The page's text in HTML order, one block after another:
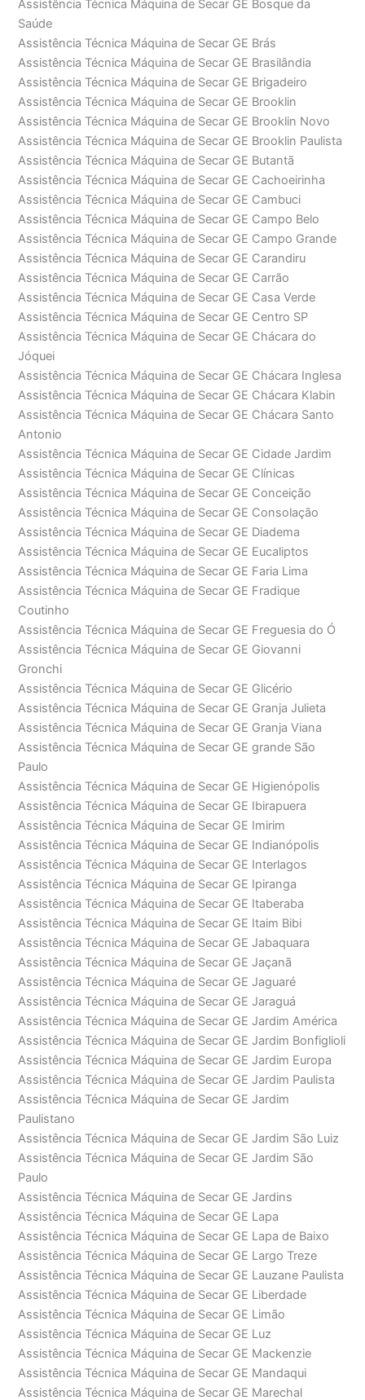
Assistência Técnica Máquina de Secar GE Bosque da
Saúde
Assistência Técnica Máquina de Secar GE Brás
Assistência Técnica Máquina de Secar GE Brasilândia
Assistência Técnica Máquina de Secar GE Brigadeiro
Assistência Técnica Máquina de Secar GE Brooklin
Assistência Técnica Máquina de Secar GE Brooklin Novo
Assistência Técnica Máquina de Secar GE Brooklin Paulista
Assistência Técnica Máquina de Secar GE Butantã
Assistência Técnica Máquina de Secar GE Cachoeirinha
Assistência Técnica Máquina de Secar GE Cambuci
Assistência Técnica Máquina de Secar GE Campo Belo
Assistência Técnica Máquina de Secar GE Campo Grande
Assistência Técnica Máquina de Secar GE Carandiru
Assistência Técnica Máquina de Secar GE Carrão
Assistência Técnica Máquina de Secar GE Casa Verde
Assistência Técnica Máquina de Secar GE Centro SP
Assistência Técnica Máquina de Secar GE Chácara do
Jóquei
Assistência Técnica Máquina de Secar GE Chácara Inglesa
Assistência Técnica Máquina de Secar GE Chácara Klabin
Assistência Técnica Máquina de Secar GE Chácara Santo
Antonio
Assistência Técnica Máquina de Secar GE Cidade Jardim
Assistência Técnica Máquina de Secar GE Clínicas
Assistência Técnica Máquina de Secar GE Conceição
Assistência Técnica Máquina de Secar GE Consolação
Assistência Técnica Máquina de Secar GE Diadema
Assistência Técnica Máquina de Secar GE Eucaliptos
Assistência Técnica Máquina de Secar GE Faria Lima
Assistência Técnica Máquina de Secar GE Fradique
Coutinho
Assistência Técnica Máquina de Secar GE Freguesia do Ó
Assistência Técnica Máquina de Secar GE Giovanni
Gronchi
Assistência Técnica Máquina de Secar GE Glicério
Assistência Técnica Máquina de Secar GE Granja Julieta
Assistência Técnica Máquina de Secar GE Granja Viana
Assistência Técnica Máquina de Secar GE grande São
Paulo
Assistência Técnica Máquina de Secar GE Higienópolis
Assistência Técnica Máquina de Secar GE Ibirapuera
Assistência Técnica Máquina de Secar GE Imirim
Assistência Técnica Máquina de Secar GE Indianópolis
Assistência Técnica Máquina de Secar GE Interlagos
Assistência Técnica Máquina de Secar GE Ipiranga
Assistência Técnica Máquina de Secar GE Itaberaba
Assistência Técnica Máquina de Secar GE Itaim Bibi
Assistência Técnica Máquina de Secar GE Jabaquara
Assistência Técnica Máquina de Secar GE Jaçanã
Assistência Técnica Máquina de Secar GE Jaguaré
Assistência Técnica Máquina de Secar GE Jaraguá
Assistência Técnica Máquina de Secar GE Jardim América
Assistência Técnica Máquina de Secar GE Jardim Bonfiglioli
Assistência Técnica Máquina de Secar GE Jardim Europa
Assistência Técnica Máquina de Secar GE Jardim Paulista
Assistência Técnica Máquina de Secar GE Jardim
Paulistano
Assistência Técnica Máquina de Secar GE Jardim São Luiz
Assistência Técnica Máquina de Secar GE Jardim São
Paulo
Assistência Técnica Máquina de Secar GE Jardins
Assistência Técnica Máquina de Secar GE Lapa
Assistência Técnica Máquina de Secar GE Lapa de Baixo
Assistência Técnica Máquina de Secar GE Largo Treze
Assistência Técnica Máquina de Secar GE Lauzane Paulista
Assistência Técnica Máquina de Secar GE Liberdade
Assistência Técnica Máquina de Secar GE Limão
Assistência Técnica Máquina de Secar GE Luz
Assistência Técnica Máquina de Secar GE Mackenzie
Assistência Técnica Máquina de Secar GE Mandaqui
Assistência Técnica Máquina de Secar GE Marechal